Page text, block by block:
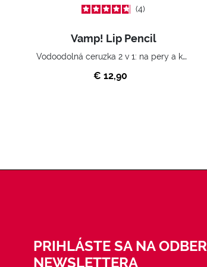
4
Vamp! Lip Pencil
Vodoodolná ceruzka 2 v 1: na pery a kontúry.
€ 12,90
PRIHLÁSTE SA NA ODBER
NEWSLETTERA